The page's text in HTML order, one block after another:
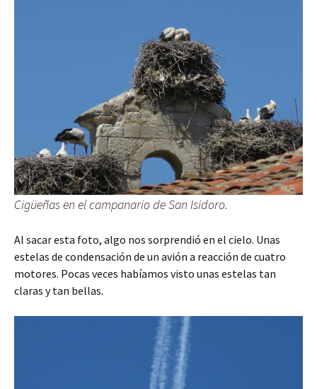
Cigüeñas en el campanario de San Isidoro.
Al sacar esta foto, algo nos sorprendió en el cielo. Unas
estelas de condensación de un avión a reacción de cuatro
motores. Pocas veces habíamos visto unas estelas tan
claras y tan bellas.